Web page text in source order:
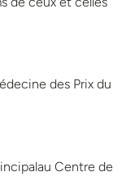
des Prix du
Centre de